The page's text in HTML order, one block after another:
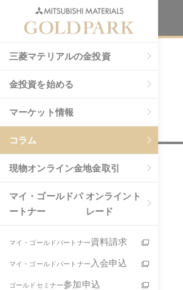
三菱マテリアルの金投資
金投資を始める
マーケット情報
コラム
現物オンライン金地金取引
マイ・ゴールドパ
ートナー
オンライント
レード
マイ・ゴールドパートナー資料請求
マイ・ゴールドパートナー 入会申込
ゴールドセミナー参加申込